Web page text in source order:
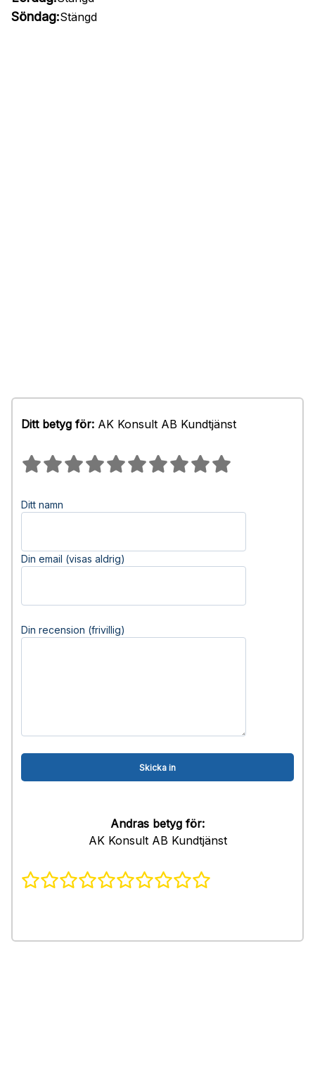
Söndag:Stängd
Ditt betyg för: AK Konsult AB Kundtjänst
Ditt namn
Din email (visas aldrig)
Din recension (frivillig)
Andras betyg för:
AK Konsult AB Kundtjänst